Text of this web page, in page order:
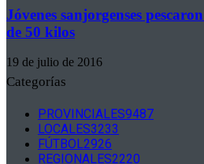
Jóvenes sanjorgenses
de 50 kilos
19 de julio de 2016
Categorías
PROVINCIALES9487
LOCALES3233
FÚTBOL2926
REGIONALES2220